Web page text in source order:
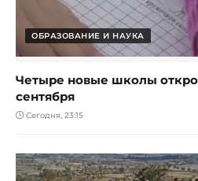
ОБРАЗОВАНИЕ И НАУКА
Четыре новые школы
сентября
Сегодня, 23:15